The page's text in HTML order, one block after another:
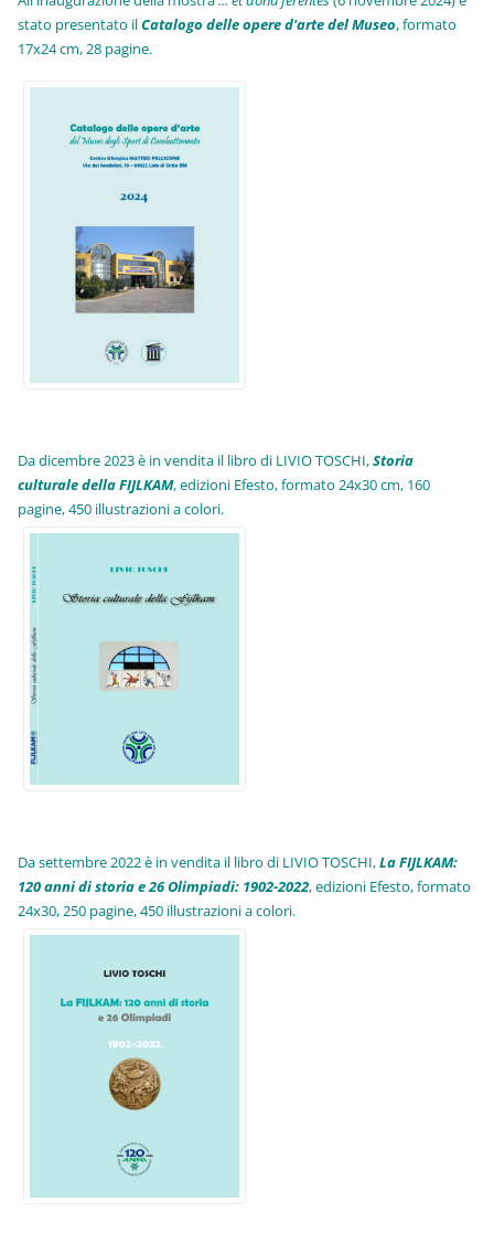
stato presentato ilCatalogo delle opere d'arte del Museo, formato
17x24 cm, 28 pagine.
Da dicembre 2023 è in vendita il libro di LIVIO TOSCHI,Storia
culturale della FIJLKAM, edizioni Efesto, formato 24x30 cm, 160
pagine, 450 illustrazioni a colori.
Da settembre 2022 è in vendita il libro di LIVIO TOSCHI,La FIJLKAM:
120 anni di storia e 26 Olimpiadi: 1902-2022, edizioni Efesto, formato
24x30, 250 pagine, 450 illustrazioni a colori.